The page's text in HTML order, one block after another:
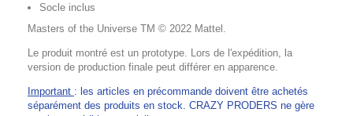
Socle inclus
Masters of the Universe TM © 2022 Mattel.
Le produit montré est un prototype. Lors de l'expédition, la
version de production finale peut différer en apparence.
Important : les articles en précommande doivent être achetés
séparément des produits en stock. CRAZY PRODERS ne gère